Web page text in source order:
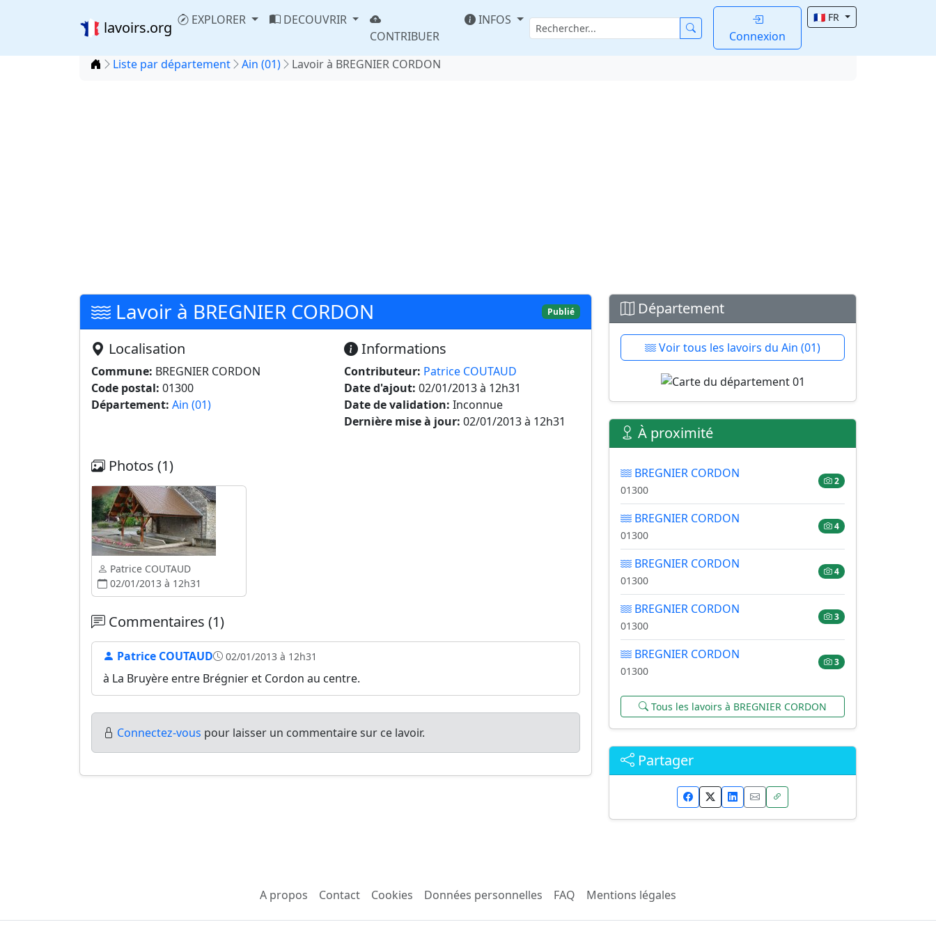
lavoirs.org EXPLORER
DECOUVRIR
CONTRIBUER
INFOS
Connexion
🇫🇷 FR
Accueil
Liste par département Ain (01) Lavoir à BREGNIER CORDON
Lavoir à BREGNIER CORDON Publié
Localisation
Commune: BREGNIER CORDON
Code postal: 01300
Département: Ain (01)
Informations
Contributeur: Patrice COUTAUD
Date d'ajout: 02/01/2013 à 12h31
Date de validation: Inconnue
Dernière mise à jour: 02/01/2013 à 12h31
Photos (1)
Patrice COUTAUD
02/01/2013 à 12h31
Commentaires (1)
Patrice COUTAUD 02/01/2013 à 12h31
à La Bruyère entre Brégnier et Cordon au centre.
Connectez-vous pour laisser un commentaire sur ce lavoir.
Département
Voir tous les lavoirs du Ain (01)
À proximité
BREGNIER CORDON
01300
2
BREGNIER CORDON
01300
4
BREGNIER CORDON
01300
4
BREGNIER CORDON
01300
3
BREGNIER CORDON
01300
3
Tous les lavoirs à BREGNIER CORDON
Partager
A propos Contact Cookies Données personnelles FAQ Mentions légales